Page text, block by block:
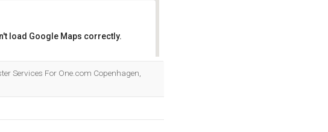
load Google Maps correctly.
Services For One.com Copenhagen,